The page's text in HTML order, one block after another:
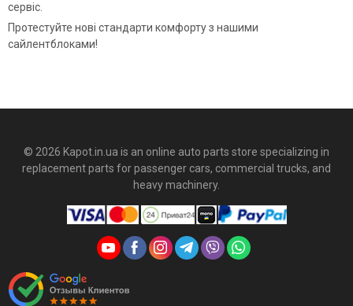
сервіс.
Протестуйте нові стандарти комфорту з нашими
сайлентблоками!
© 2026 Kapot.in.ua is an online auto parts store specializing in
replacement parts for passenger cars, commercial trucks, and
heavy machinery.